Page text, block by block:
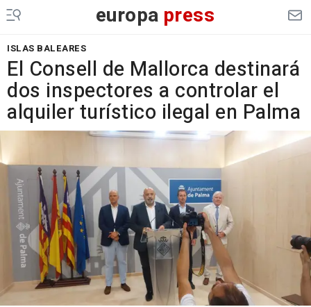
europa press
ISLAS BALEARES
El Consell de Mallorca destinará
dos inspectores a controlar el
alquiler turístico ilegal en Palma